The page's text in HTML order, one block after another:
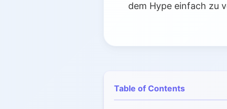
dem Hype einfach zu
Table of Contents